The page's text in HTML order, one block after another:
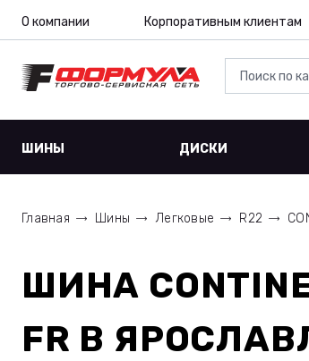
О компании Корпоративным клиентам
ШИНЫ ДИСКИ
Главная Шины Легковые R22
ШИНА
FR В